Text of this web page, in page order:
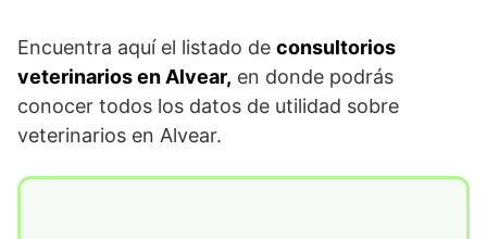
Encuentra aquí el listado de consultorios
veterinarios en Alvear, en donde podrás
conocer todos los datos de utilidad sobre
veterinarios en Alvear.